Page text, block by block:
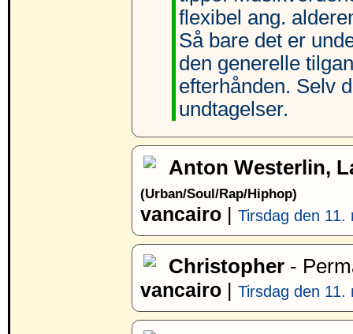
flexibel ang.
Så bare det er
den generelle
efterhånden. Selv
undtagelser.
Anton Westerlin,
(Urban/Soul/Rap/Hiphop)
vancairo | Tirsdag den 11.
Christopher -
vancairo | Tirsdag den 11.